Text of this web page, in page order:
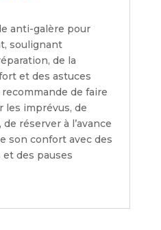
anti-galère pour
soulignant
de la
et des astuces
de faire
les imprévus, de
réserver à l’avance
son confort avec des
des pauses